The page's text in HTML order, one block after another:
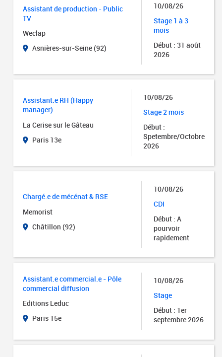
Assistant de production - Public
TV
Weclap
Asnières-sur-Seine (92)
10/08/26
Stage 1 à 3
mois
Début : 31 août
2026
Assistant.e RH (Happy
manager)
La Cerise sur le Gâteau
Paris 13e
10/08/26
Stage 2 mois
Début :
Spetembre/Octobre
2026
Chargé.e de mécénat & RSE
Memorist
Châtillon (92)
10/08/26
CDI
Début : A
pourvoir
rapidement
Assistant.e commercial.e - Pôle
commercial diffusion
Editions Leduc
Paris 15e
10/08/26
Stage
Début : 1er
septembre 2026